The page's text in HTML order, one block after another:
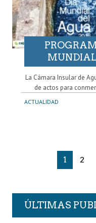
La Cámara Insular de
de actos para
ACTUALIDAD
1 2
ÚLTIMAS